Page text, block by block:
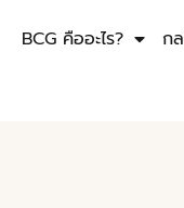
BCG คืออะไร? ก